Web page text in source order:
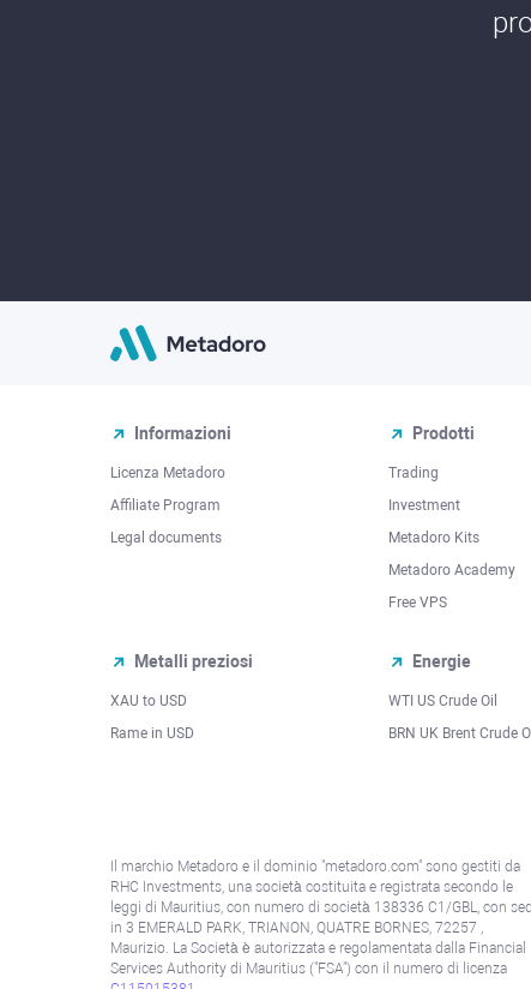
Informazioni
Licenza Metadoro
Affiliate Program
Legal documents
Prodotti
Trading
Investment
Metadoro Kits
Metadoro Academy
Free VPS
Metalli preziosi
XAU to USD
Rame in USD
Energie
WTI US Crude Oil
BRN UK Brent Crude
Il marchio Metadoro e il dominio "metadoro.com" sono gestiti da
RHC Investments, una società costituita e registrata secondo le
leggi di Mauritius, con numero di società 138336 C1/GBL, con
in 3 EMERALD PARK, TRIANON, QUATRE BORNES, 72257 ,
Maurizio. La Società è autorizzata e regolamentata dalla Financial
Services Authority di Mauritius ("FSA") con il numero di licenza